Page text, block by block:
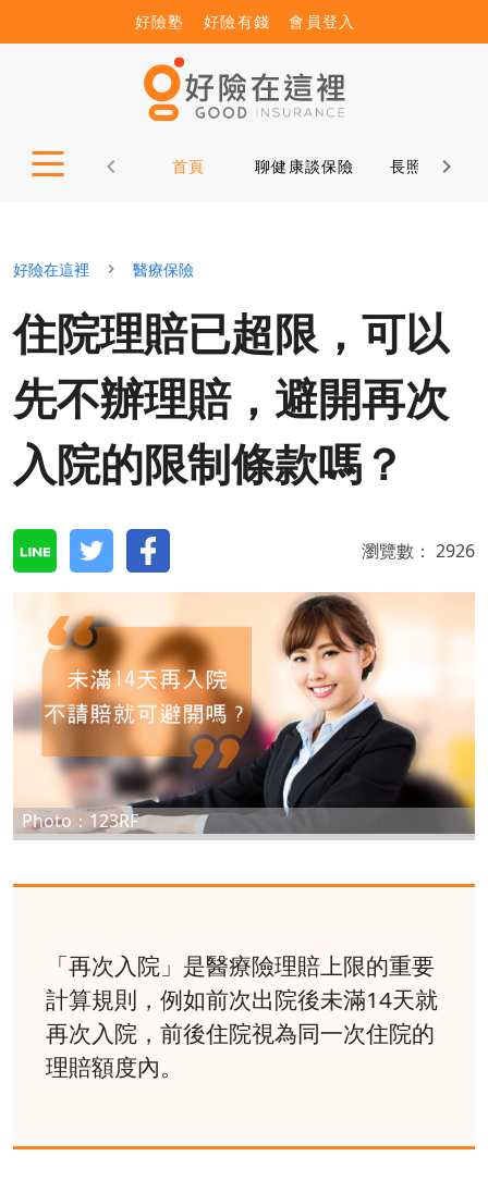
好險塾 好險有錢 會員登入
首頁 聊健康談保險 長照12問
好險在這裡 醫療保險
住院理賠已超限，可以
先不辦理賠，避開再次
入院的限制條款嗎？
瀏覽數： 2926
Photo：123RF
「再次入院」是醫療險理賠上限的重要
計算規則，例如前次出院後未滿14天就
再次入院，前後住院視為同一次住院的
理賠額度內。